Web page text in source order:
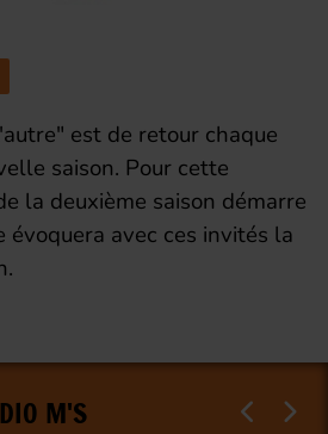
est de retour chaque
saison. Pour cette
la deuxième saison démarre
évoquera avec ces invités la
M'S